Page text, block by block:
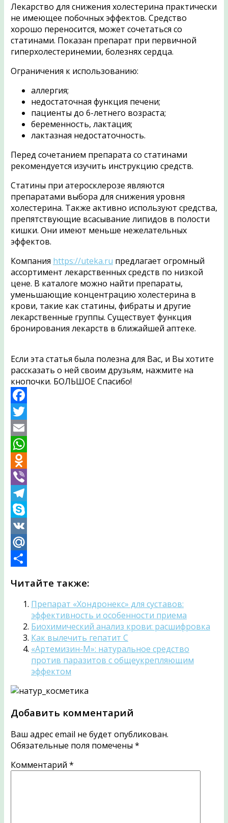
Лекарство для снижения холестерина практически
не имеющее побочных эффектов. Средство
хорошо переносится, может сочетаться со
статинами. Показан препарат при первичной
гиперхолестеринемии, болезнях сердца.
Ограничения к использованию:
аллергия;
недостаточная функция печени;
пациенты до 6-летнего возраста;
беременность, лактация;
лактазная недостаточность.
Перед сочетанием препарата со статинами
рекомендуется изучить инструкцию средств.
Статины при атеросклерозе являются
препаратами выбора для снижения уровня
холестерина. Также активно используют средства,
препятствующие всасывание липидов в полости
кишки. Они имеют меньше нежелательных
эффектов.
Компания https://uteka.ru предлагает огромный
ассортимент лекарственных средств по низкой
цене. В каталоге можно найти препараты,
уменьшающие концентрацию холестерина в
крови, такие как статины, фибраты и другие
лекарственные группы. Существует функция
бронирования лекарств в ближайшей аптеке.
Если эта статья была полезна для Вас, и Вы хотите
рассказать о ней своим друзьям, нажмите на
кнопочки. БОЛЬШОЕ Спасибо!
Facebook
Twitter
Email
WhatsApp
Odnoklassniki
Viber
Telegram
Skype
VK
Mail.Ru
Читайте также:
Препарат «Хондронекс» для суставов:
эффективность и особенности приема
Биохимический анализ крови: расшифровка
Как вылечить гепатит C
«Артемизин-М»: натуральное средство
против паразитов с общеукрепляющим
эффектом
Добавить комментарий
Ваш адрес email не будет опубликован.
Обязательные поля помечены *
Комментарий *